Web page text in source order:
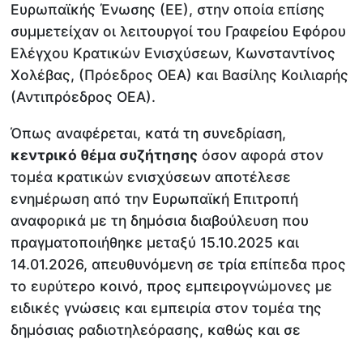
Ευρωπαϊκής Ένωσης (ΕΕ), στην οποία επίσης
συμμετείχαν οι λειτουργοί του Γραφείου Εφόρου
Ελέγχου Κρατικών Ενισχύσεων, Κωνσταντίνος
Χολέβας, (Πρόεδρος ΟΕΑ) και Βασίλης Κοιλιαρής
(Αντιπρόεδρος ΟΕΑ).
Όπως αναφέρεται, κατά τη συνεδρίαση,
κεντρικό θέμα συζήτησης όσον αφορά στον
τομέα κρατικών ενισχύσεων αποτέλεσε
ενημέρωση από την Ευρωπαϊκή Επιτροπή
αναφορικά με τη δημόσια διαβούλευση που
πραγματοποιήθηκε μεταξύ 15.10.2025 και
14.01.2026, απευθυνόμενη σε τρία επίπεδα προς
το ευρύτερο κοινό, προς εμπειρογνώμονες με
ειδικές γνώσεις και εμπειρία στον τομέα της
δημόσιας ραδιοτηλεόρασης, καθώς και σε